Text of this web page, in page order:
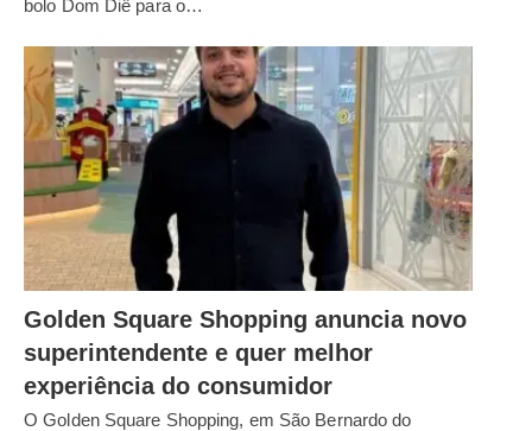
bolo Dom Diê para o…
Golden Square Shopping anuncia novo
superintendente e quer melhor
experiência do consumidor
O Golden Square Shopping, em São Bernardo do